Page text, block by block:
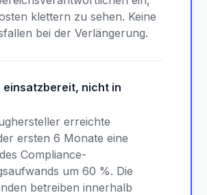
klettern zu sehen. Keine
bei der Verlängerung.
einsatzbereit, nicht in
erreichte
ersten 6 Monate eine
Compliance-
um 60 %. Die
betreiben innerhalb